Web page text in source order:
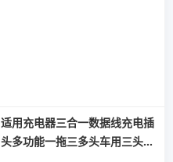
适用充电器三合一数据线充电插
头多功能一拖三多头车用三头充